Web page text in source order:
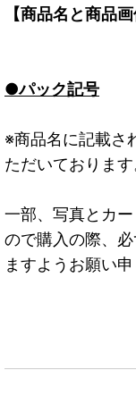
【商品名と商品
●パック記号
※商品名に記載さ
ただいております
一部、写真とカ
ので購入の際、
ますようお願い申